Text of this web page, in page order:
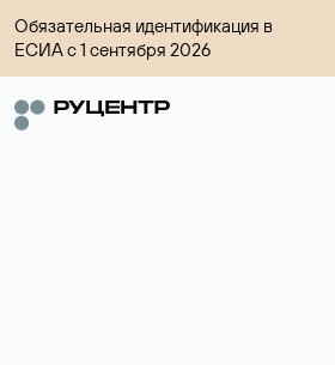
Обязательная идентификация в
ЕСИА с 1 сентября 2026